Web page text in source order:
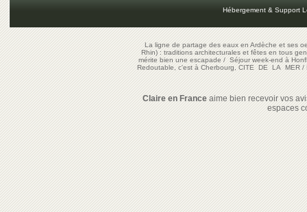
Hébergement & Support
La ligne de partage des eaux en Ardèche et ses
Rhin) : traditions architecturales et fêtes en tous
mérite bien une escapade/Séjour week-end à
Redoutable, c'est à Cherbourg, CITE DE LA MER/
Claire en Franceaime bien recevoir vos
espaces